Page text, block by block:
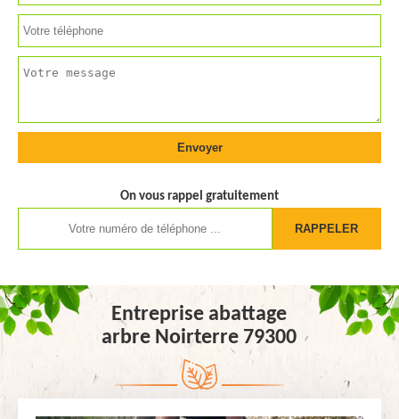
On vous rappel gratuitement
Entreprise abattage
arbre Noirterre 79300